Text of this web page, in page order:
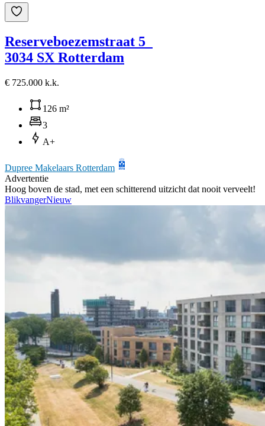
Reserveboezemstraat 5
3034 SX Rotterdam
€ 725.000 k.k.
126 m²
3
A+
Dupree Makelaars Rotterdam
Advertentie
Hoog boven de stad, met een schitterend uitzicht dat nooit verveelt!
BlikvangerNieuw